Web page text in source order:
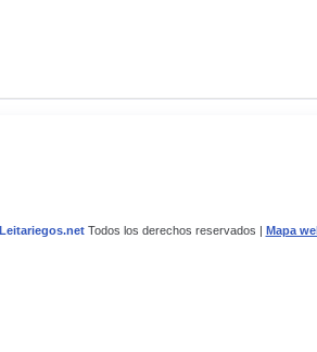
Leitariegos.netTodos los derechos reservados | Mapa